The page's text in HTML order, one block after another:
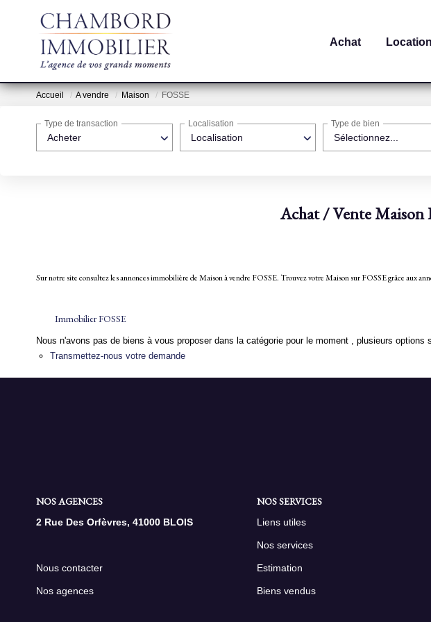
Achat Location
Accueil A vendre Maison FOSSE
Acheter
Type de transaction
Localisation
Localisation
Sélectionnez...
Type de bien
Achat / Vente Maison
Sur notre site consultez les annonces immobilière de Maison à vendre FOSSE. Trouvez votre Maison sur FOSSE grâce
Immobilier FOSSE
Nous n'avons pas de biens à vous proposer dans la catégorie pour le moment , plusieurs options
Transmettez-nous votre demande
NOS AGENCES
2 Rue Des Orfèvres, 41000 BLOIS
Nous contacter
Nos agences
NOS SERVICES
Liens utiles
Nos services
Estimation
Biens vendus